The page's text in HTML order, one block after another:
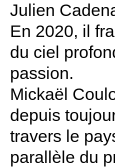
Julien
En 2020, il
du ciel
passion.
Mickaël
depuis
travers le
parallèle du